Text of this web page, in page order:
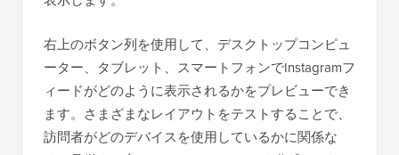
右上のボタン列を使用して、デスクトップコンピュ
ーター、タブレット、スマートフォンでInstagramフ
ィードがどのように表示されるかをプレビューでき
ます。さまざまなレイアウトをテストすることで、
訪問者がどのデバイスを使用しているかに関係な